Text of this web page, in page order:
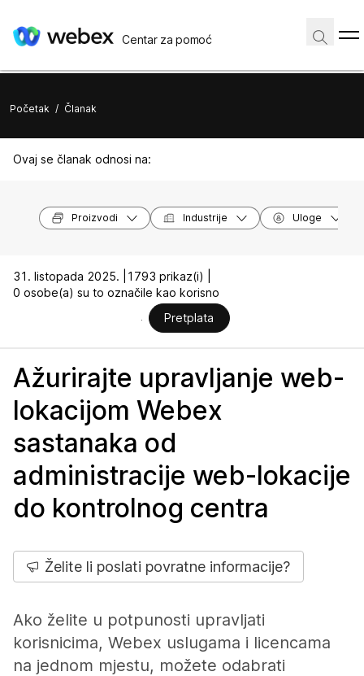
Centar za pomoć
Početak / Članak
Ovaj se članak odnosi na:
Proizvodi Industrije Uloge
31. listopada 2025. |
1793 prikaz(i) |
0 osobe(a) su to označile kao korisno
Pretplata
Ažurirajte upravljanje web-
lokacijom Webex
sastanaka od
administracije web-lokacije
do kontrolnog centra
Želite li poslati povratne informacije?
Ako želite u potpunosti upravljati
korisnicima, Webex uslugama i licencama
na jednom mjestu, možete odabrati